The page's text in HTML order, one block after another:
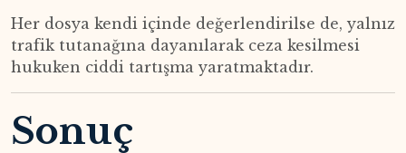
Her dosya kendi içinde değerlendirilse de, yalnız
trafik tutanağına dayanılarak ceza kesilmesi
hukuken ciddi tartışma yaratmaktadır.
Sonuç